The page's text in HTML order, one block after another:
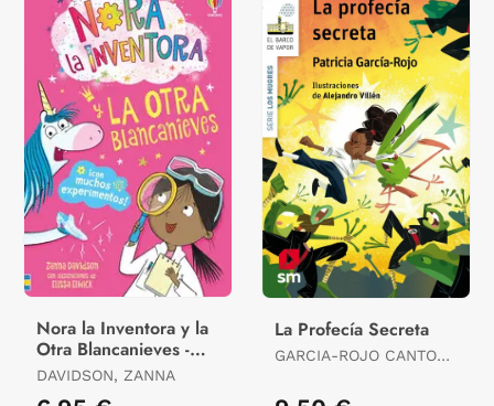
Nora la Inventora y la
Otra Blancanieves -
Libro 7
DAVIDSON, ZANNA
La Profecía Secreta
GARCIA-ROJO CANTON,